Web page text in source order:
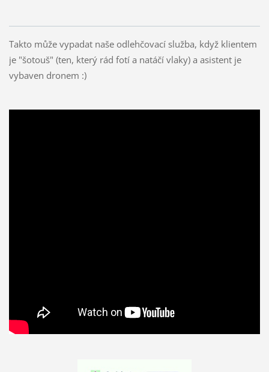
Takto může vypadat naše odlehčovací služba, když klientem
je "šotouš" (ten, který rád fotí a natáčí vlaky) a asistent je
vybaven dronem :)